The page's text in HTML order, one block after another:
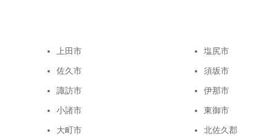
上田市 塩尻市
佐久市 須坂市
諏訪市 伊那市
小諸市 東御市
大町市 北佐久郡